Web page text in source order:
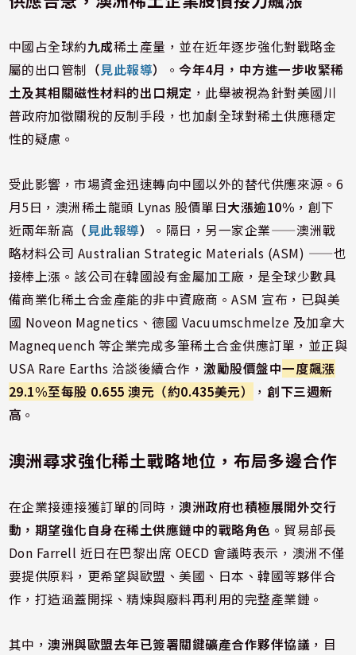
中國占全球約九成稀土產量，並在近年逐步強化對戰略金
屬的出口管制 （見此報導） 。今年4月，中方進一步收緊稀
土及其相關磁性材料的出口規定 ，此舉被視為針對美國川
普政府加徵關稅的反制手段，也加劇全球對稀土供應穩定
性的疑慮。
受此影響，市場資金迅速轉向中國以外的替代供應來源。6
月5日，澳洲稀土龍頭 Lynas 股價單日大漲逾10% ，創下
近兩年新高 （見此報導）
。隔日，另一家企業——澳洲戰
略材料公司 Australian Strategic Materials (ASM) ——也
接棒上漲。該公司在韓國設有金屬加工廠，是全球少數具
備商業化稀土合金產能的非中資廠商。ASM 宣布，已與美
國 Noveon Magnetics、德國 Vacuumschmelze 及加拿大
Magnequench 等企業完成多筆稀土合金供應訂單，並正與
USA Rare Earths 洽談後續合作，激勵股價盤中一度飆漲
29.1%至每股 0.655 澳元（約0.435美元）
， 創下三週新
高 。
澳洲尋求強化稀土戰略地位，布局多邊合作
在企業接連接獲訂單的同時，澳洲政府也積極展開外交行
動，期望強化自身在稀土供應鏈中的戰略角色 。貿易部長
Don Farrell 近日在巴黎出席 OECD 會議時表示，澳洲不僅
要提供原料，更希望與歐盟、美國、日本、韓國等夥伴合
作，打造涵蓋開採、精煉與廢料再利用的完整產業鏈。
其中，澳洲與歐盟去年已簽署關鍵礦產合作夥伴協議 ，目